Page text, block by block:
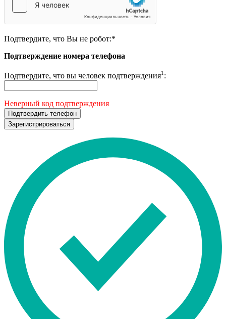
Подтвердите, что Вы не робот:*
Подтверждение номера телефона
Подтвердите, что вы человек подтверждения1 :
Неверный код подтверждения
Подтвердить телефон
Зарегистрироваться